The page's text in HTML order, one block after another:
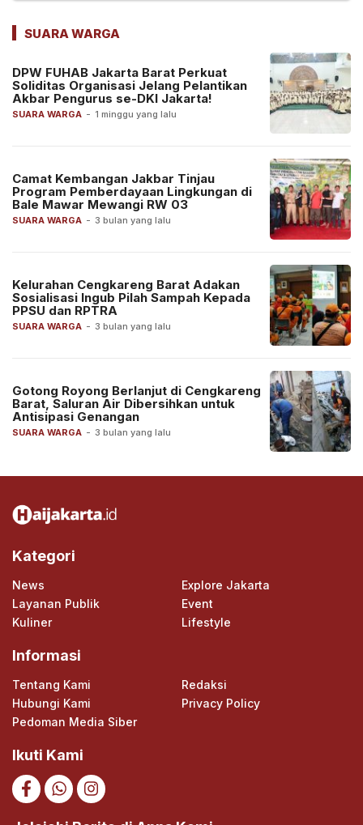
SUARA WARGA
SUARA WARGA - 1 minggu yang lalu
DPW FUHAB Jakarta Barat Perkuat
Soliditas Organisasi Jelang Pelantikan
Akbar Pengurus se-DKI Jakarta!
SUARA WARGA - 3 bulan yang lalu
Camat Kembangan Jakbar Tinjau
Program Pemberdayaan Lingkungan di
Bale Mawar Mewangi RW 03
SUARA WARGA - 3 bulan yang lalu
Kelurahan Cengkareng Barat Adakan
Sosialisasi Ingub Pilah Sampah Kepada
PPSU dan RPTRA
SUARA WARGA - 3 bulan yang lalu
Gotong Royong Berlanjut di Cengkareng
Barat, Saluran Air Dibersihkan untuk
Antisipasi Genangan
Kategori
News
Explore Jakarta
Layanan Publik
Event
Kuliner
Lifestyle
Informasi
Tentang Kami
Redaksi
Hubungi Kami
Privacy Policy
Pedoman Media Siber
Ikuti Kami